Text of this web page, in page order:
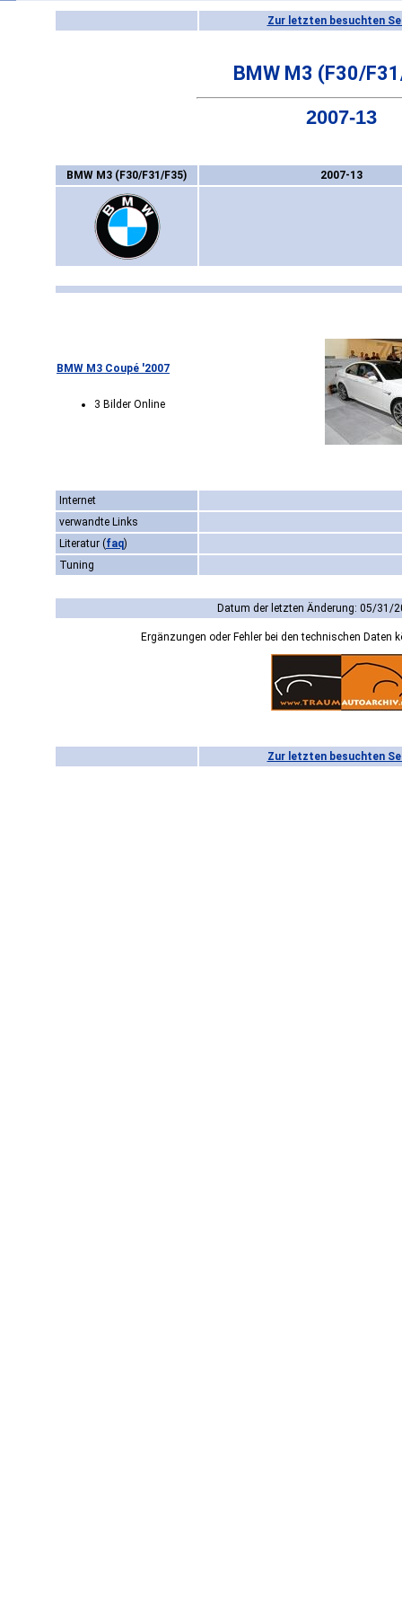
Zur letzten besuchten
BMW M3 (F30/
2007-13
BMW M3 (F30/F31/F35) 2007-13
BMW M3 Coupé '2007
3 Bilder Online
Internet
verwandte Links
Literatur (faq)
Tuning
Datum der letzten Änderung: 05/31/
Ergänzungen oder Fehler bei den technischen Daten
Zur letzten besuchten